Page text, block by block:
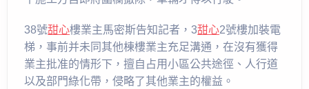
38號甜心樓業主馬密斯告知記者，3甜心2號樓加裝電
梯，事前并未同其他棟樓業主充足溝通，在沒有獲得
業主批准的情形下，擅自占用小區公共途徑、人行道
以及部門綠化帶，侵略了其他業主的權益。